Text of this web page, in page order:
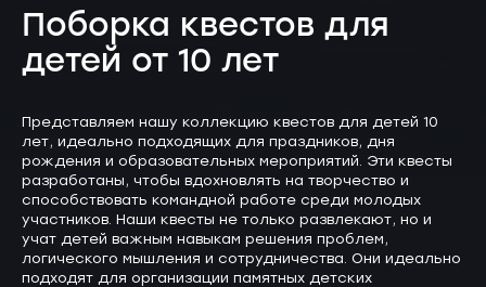
Поборка квестов для
детей от 10 лет
Представляем нашу коллекцию квестов для детей 10
лет, идеально подходящих для праздников, дня
рождения и образовательных мероприятий. Эти квесты
разработаны, чтобы вдохновлять на творчество и
способствовать командной работе среди молодых
участников. Наши квесты не только развлекают, но и
учат детей важным навыкам решения проблем,
логического мышления и сотрудничества. Они идеально
подходят для организации памятных детских